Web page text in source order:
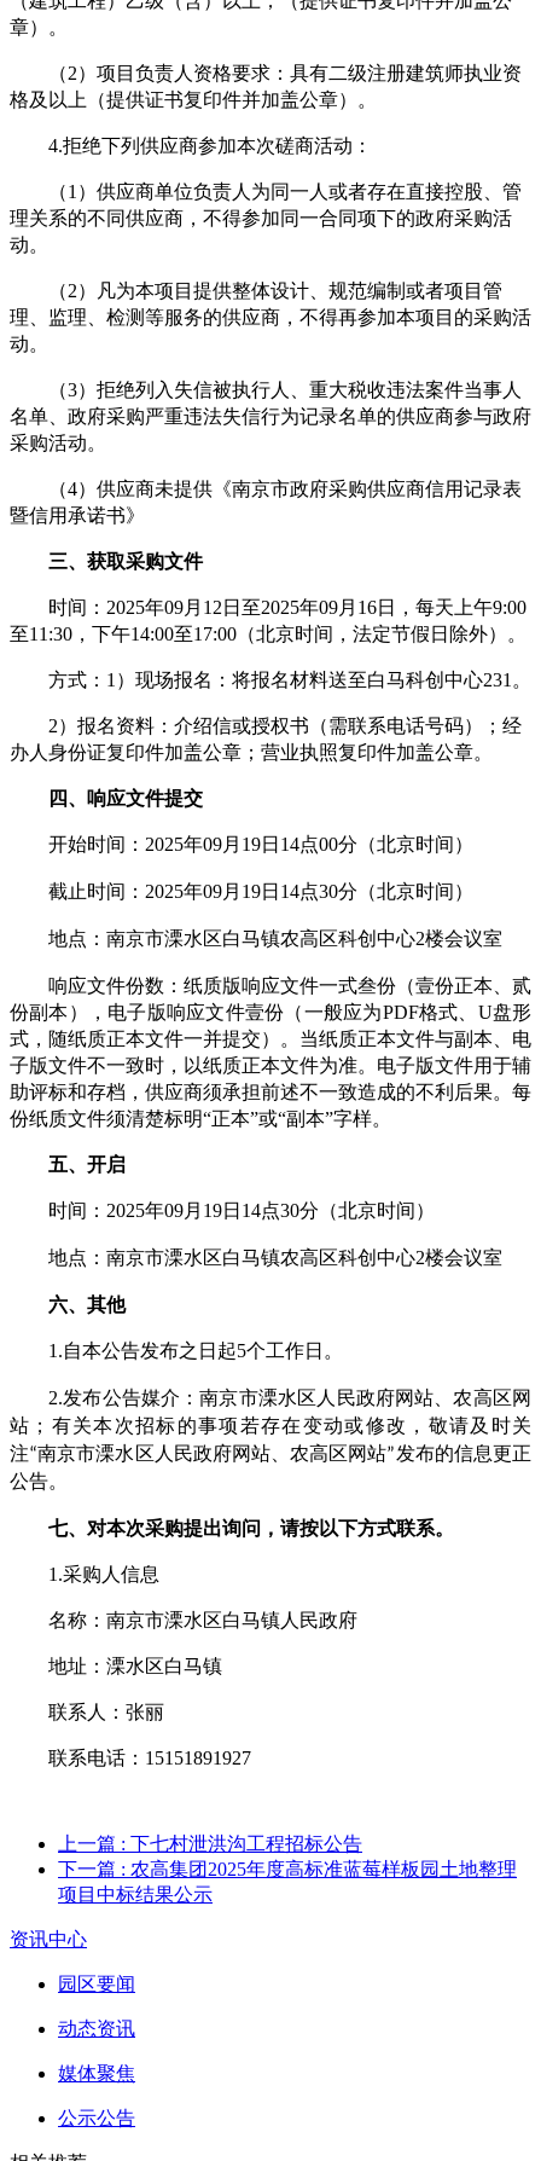
章）
。
（2）项目负责人资格要求：具有二级注册建筑师执业资
格及以上
（提供证书复印件并加盖公章） 。
4.拒绝下列供应商参加本次磋商活动：
（1）供应商单位负责人为同一人或者存在直接控股、管
理关系的不同供应商，不得参加同一合同项下的政府采购活
动。
（2）凡为本项目提供整体设计、规范编制或者项目管
理、监理、检测等服务的供应商，不得再参加本项目的采购活
动。
（3）拒绝列入失信被执行人、重大税收违法案件当事人
名单、政府采购严重违法失信行为记录名单的供应商参与政府
采购活动。
（4）供应商未提供《南京市政府采购供应商信用记录表
暨信用承诺书》
三、获取采购文件
时间： 2025年09月 12 日至2025年09月 16日，每天上午9:00
至11:30，下午14:00至17:00（北京时间，法定节假日除外）。
方式： 1 ） 现场报名：将报名材料送至白马科创中心231。
2）报名资料：介绍信或授权书 （需联系电话号码）；经
办人身份证复印件加盖公章；营业执照复印件加盖公章。
四、响应文件提交
开始时间： 2025年09月 19日 14点00分 （北京时间）
截止时间： 2025年09月 19日 14点30分 （北京时间）
地点： 南京市溧水区白马镇农高区科创中心2楼会议室
响应文件份数：纸质版响应文件一式叁份（壹份正本、贰
份副本），电子版响应文件壹份（一般应为PDF格式、U盘形
式，随纸质正本文件一并提交）。当纸质正本文件与副本、电
子版文件不一致时，以纸质正本文件为准。电子版文件用于辅
助评标和存档，供应商须承担前述不一致造成的不利后果。每
份纸质文件须清楚标明“正本”或“副本”字样。
五、开启
时间： 2025年09月 19日 14点30分 （北京时间）
地点： 南京市溧水区白马镇农高区科创中心2楼会议室
六、 其他
1. 自本公告发布之日起5个工作日。
2.发布公告媒介：南京市溧水区人民政府网站、农高区网
站；有关本次招标的事项若存在变动或修改，敬请及时关
注“南京市溧水区人民政府网站、农高区网站”发布的信息更正
公告。
七、对本次采购提出询问，请按以下方式联系。
1.采购人信息
名称： 南京市溧水区白马镇人民政府
地址： 溧水区白马镇
联系人： 张丽
联系电话： 15151891927
上一篇 : 下七村泄洪沟工程招标公告
下一篇 : 农高集团2025年度高标准蓝莓样板园土地整理
项目中标结果公示
资讯中心
园区要闻
动态资讯
媒体聚焦
公示公告